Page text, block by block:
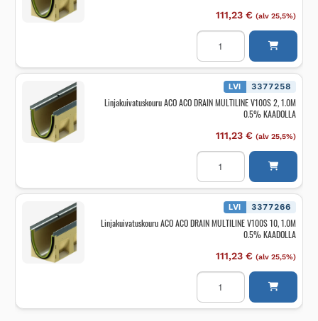
111,23 € (alv 25,5%)
Linjakuivatuskouru
DRAIN
MULTILINE
V100S
1.0M
määrä
LVI 3377258
Linjakuivatuskouru ACO ACO DRAIN MULTILINE V100S 2, 1.0M
0.5% KAADOLLA
111,23 € (alv 25,5%)
Linjakuivatuskouru
DRAIN
MULTILINE
V100S
1.0M
määrä
LVI 3377266
Linjakuivatuskouru ACO ACO DRAIN MULTILINE V100S 10, 1.0M
0.5% KAADOLLA
111,23 € (alv 25,5%)
Linjakuivatuskouru
DRAIN